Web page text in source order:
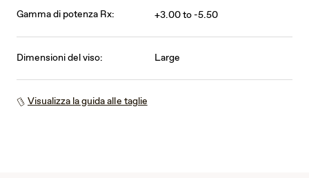
Gamma di potenza Rx: +3.00 to -5.50
Dimensioni del viso: Large
Visualizza la guida alle taglie